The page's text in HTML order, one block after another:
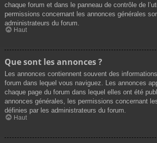
chaque forum et dans le panneau de contrôle de
permissions concernant les annonces générales
administrateurs du forum.
Haut
Que sont les annonces ?
Les annonces contiennent souvent des
forum dans lequel vous naviguez. Les annonces
chaque page du forum dans lequel elles ont été
annonces générales, les permissions concernant
définies par les administrateurs du forum.
Haut